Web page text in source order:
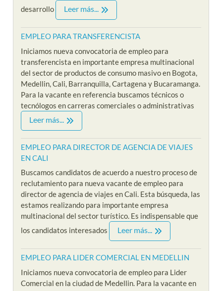
desarrollo
Leer más...
EMPLEO PARA TRANSFERENCISTA
Iniciamos nueva convocatoria de empleo para
transferencista en importante empresa multinacional
del sector de productos de consumo masivo en Bogota,
Medellin, Cali, Barranquilla, Cartagena y Bucaramanga.
Para la vacante en referencia buscamos técnicos o
tecnólogos en carreras comerciales o administrativas
Leer más...
EMPLEO PARA DIRECTOR DE AGENCIA DE VIAJES
EN CALI
Buscamos candidatos de acuerdo a nuestro proceso de
reclutamiento para nueva vacante de empleo para
director de agencia de viajes en Cali. Esta búsqueda, las
estamos realizando para importante empresa
multinacional del sector turístico. Es indispensable que
los candidatos interesados
Leer más...
EMPLEO PARA LIDER COMERCIAL EN MEDELLIN
Iniciamos nueva convocatoria de empleo para Lider
Comercial en la ciudad de Medellin. Para la vacante en